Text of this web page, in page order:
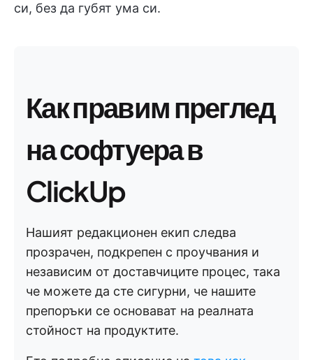
си, без да губят ума си.
Как правим преглед
на софтуера в
ClickUp
Нашият редакционен екип следва
прозрачен, подкрепен с проучвания и
независим от доставчиците процес, така
че можете да сте сигурни, че нашите
препоръки се основават на реалната
стойност на продуктите.